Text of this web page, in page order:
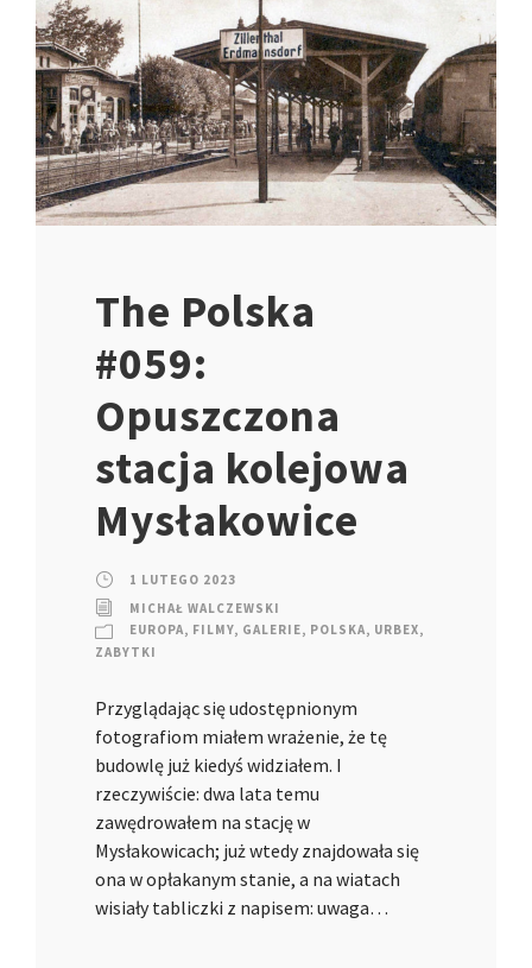
The Polska
#059:
Opuszczona
stacja kolejowa
Mysłakowice
1 LUTEGO 2023
MICHAŁ WALCZEWSKI
EUROPA, FILMY, GALERIE, POLSKA, URBEX,
ZABYTKI
Przyglądając się udostępnionym
fotografiom miałem wrażenie, że tę
budowlę już kiedyś widziałem. I
rzeczywiście: dwa lata temu
zawędrowałem na stację w
Mysłakowicach; już wtedy znajdowała się
ona w opłakanym stanie, a na wiatach
wisiały tabliczki z napisem: uwaga…